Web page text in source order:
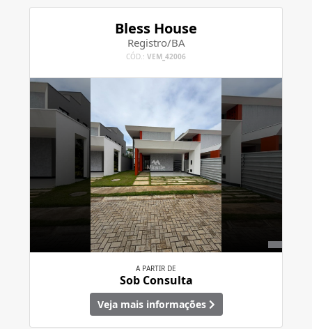
Bless House
Registro/BA
CÓD.: VEM_42006
A PARTIR DE
Sob Consulta
Veja mais informações